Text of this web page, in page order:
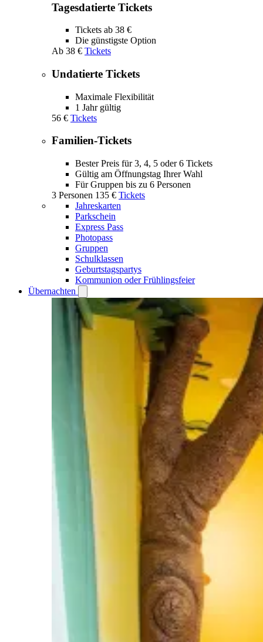
Tagesdatierte Tickets
Tickets ab 38 €
Die günstigste Option
Ab 38 € Tickets
Undatierte Tickets
Maximale Flexibilität
1 Jahr gültig
56 € Tickets
Familien-Tickets
Bester Preis für 3, 4, 5 oder 6 Tickets
Gültig am Öffnungstag Ihrer Wahl
Für Gruppen bis zu 6 Personen
3 Personen 135 € Tickets
Jahreskarten
Parkschein
Express Pass
Photopass
Gruppen
Schulklassen
Geburtstagspartys
Kommunion oder Frühlingsfeier
Übernachten
Übernachten
submenu